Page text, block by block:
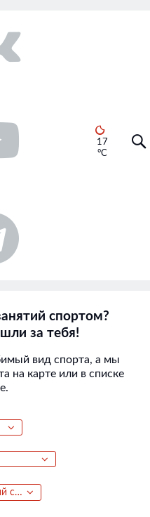
17
°C
спортом?
за тебя!
вид спорта, а мы
на карте или в списке
Места для занятий спортом